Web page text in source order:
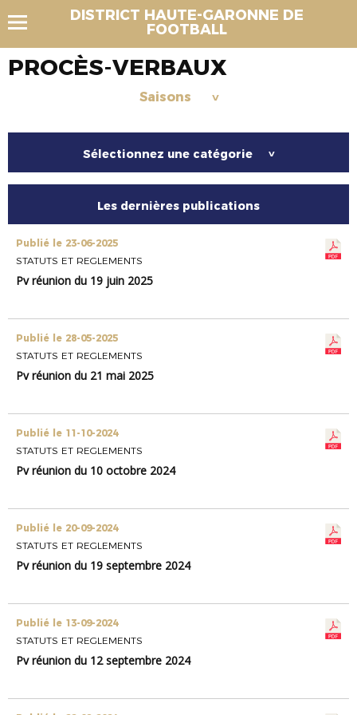
DISTRICT HAUTE-GARONNE DE
FOOTBALL
PROCÈS-VERBAUX
Saisons >
Sélectionnez une catégorie >
Les dernières publications
Publié le 23-06-2025
STATUTS ET REGLEMENTS
Pv réunion du 19 juin 2025
Publié le 28-05-2025
STATUTS ET REGLEMENTS
Pv réunion du 21 mai 2025
Publié le 11-10-2024
STATUTS ET REGLEMENTS
Pv réunion du 10 octobre 2024
Publié le 20-09-2024
STATUTS ET REGLEMENTS
Pv réunion du 19 septembre 2024
Publié le 13-09-2024
STATUTS ET REGLEMENTS
Pv réunion du 12 septembre 2024